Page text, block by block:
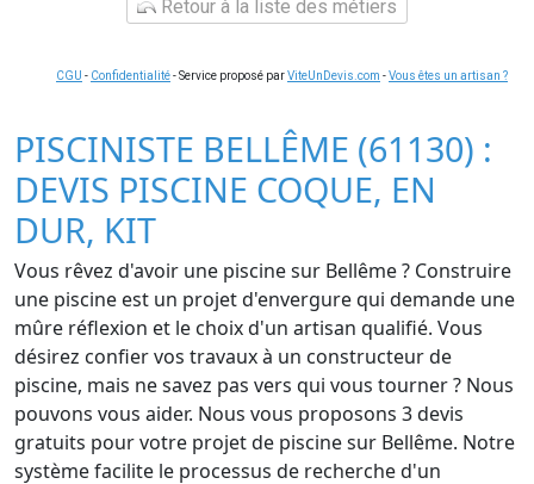
Retour à la liste des métiers
CGU - Confidentialité- Service proposé parViteUnDevis.com -Vous êtes un artisan ?
PISCINISTE BELLÊME (61130) :
DEVIS PISCINE COQUE, EN
DUR, KIT
Vous rêvez d'avoir une piscine sur Bellême ? Construire
une piscine est un projet d'envergure qui demande une
mûre réflexion et le choix d'un artisan qualifié. Vous
désirez confier vos travaux à un constructeur de
piscine, mais ne savez pas vers qui vous tourner ? Nous
pouvons vous aider. Nous vous proposons 3 devis
gratuits pour votre projet de piscine sur Bellême. Notre
système facilite le processus de recherche d'un